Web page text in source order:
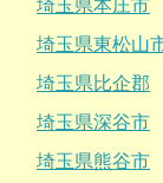
埼玉県本庄市
埼玉県東松山
埼玉県比企郡
埼玉県深谷市
埼玉県熊谷市